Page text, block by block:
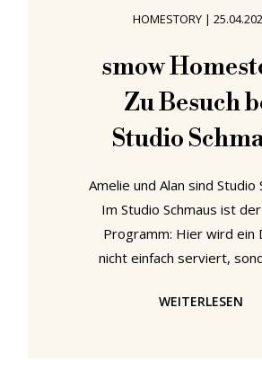
HOMESTORY |
smow
Zu Besuch
Studio
Amelie und Alan sind Studio
Im Studio Schmaus ist
Programm: Hier wird ein
nicht einfach serviert,
Mobiliar über Accessoires
WEITERLESEN